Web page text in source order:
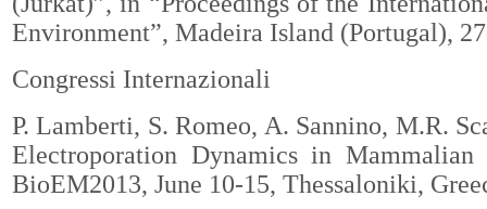
Environment”, Madeira Island (Portugal),
Congressi Internazionali
P. Lamberti, S. Romeo, A. Sannino, M.R.
Electroporation Dynamics in
BioEM2013, June 10-15, Thessaloniki,